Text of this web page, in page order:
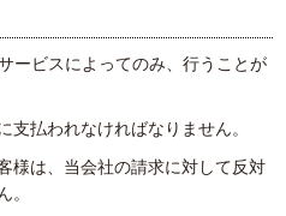
ービスによってのみ、行うことが
支払われなければなりません。
様は、当会社の請求に対して反対
。